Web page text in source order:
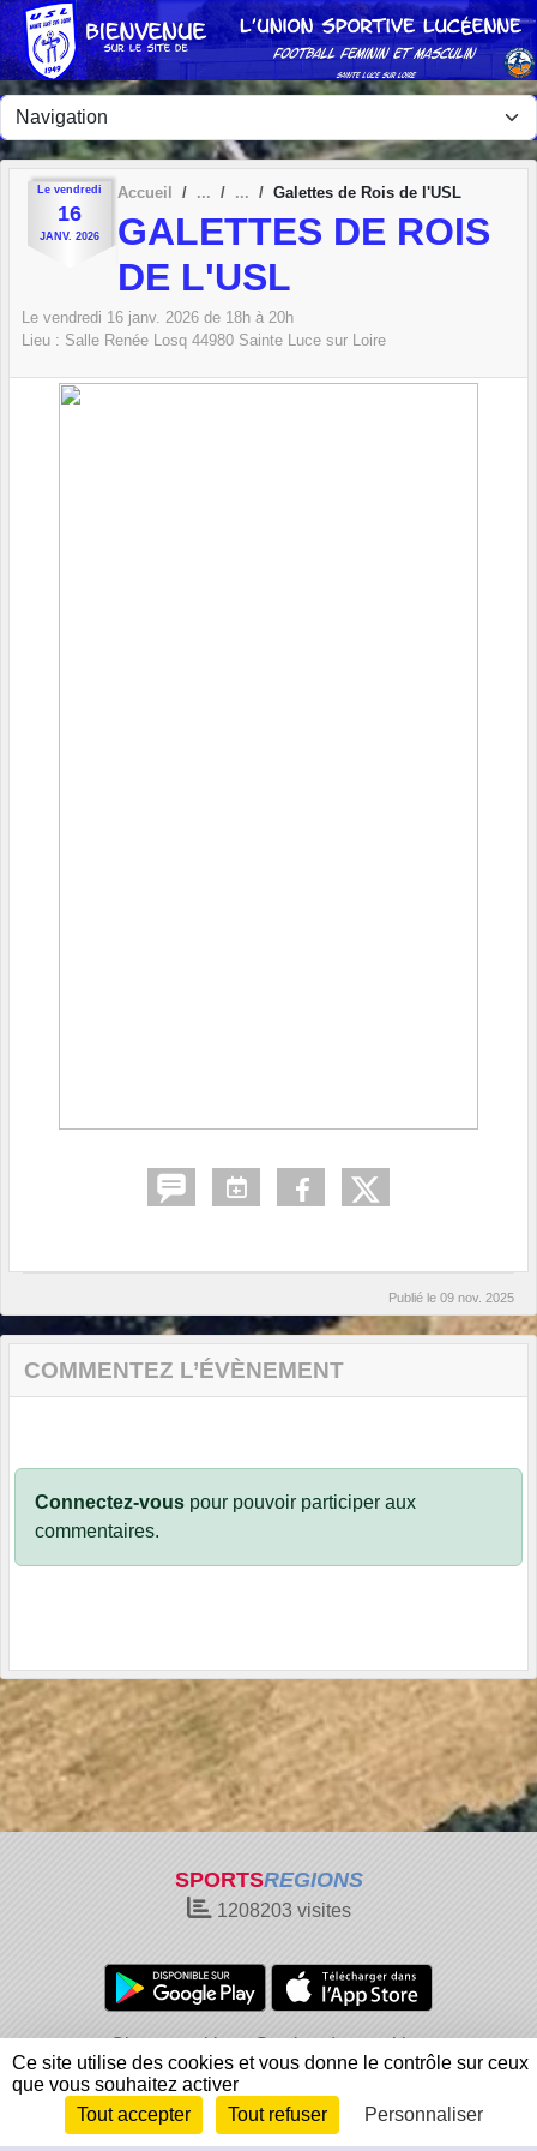
Le vendredi
16
JANV. 2026
Accueil Galettes de Rois de l'USL
GALETTES DE ROIS
DE L'USL
Le vendredi 16 janv. 2026 de 18h à 20h
Lieu : Salle Renée Losq 44980 Sainte Luce sur Loire
Publié le 09 nov. 2025
COMMENTEZ L’ÉVÈNEMENT
Connectez-vous pour pouvoir participer aux
commentaires.
SPORTSREGIONS
1208203 visites
Charte cookies
Gestion des cookies
Informations légales
Signaler un contenu inapproprié
Envie de participer ? Connexion
Panneau de gestion des cookies
Ce site utilise des cookies et vous donne le contrôle sur ceux
que vous souhaitez activer
Tout accepter
Tout refuser Personnaliser